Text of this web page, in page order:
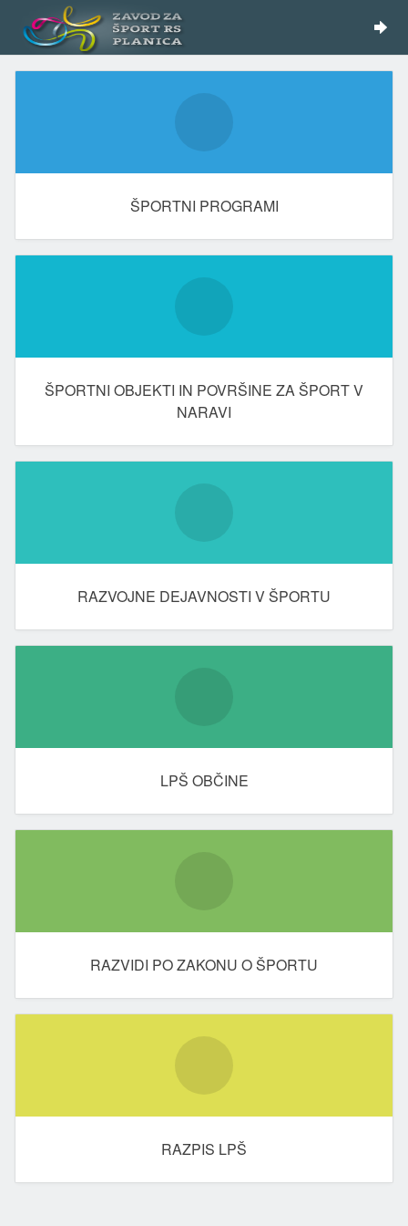
ŠPORTNI PROGRAMI
ŠPORTNI OBJEKTI IN POVRŠINE ZA ŠPORT V
NARAVI
RAZVOJNE DEJAVNOSTI V ŠPORTU
LPŠ OBČINE
RAZVIDI PO ZAKONU O ŠPORTU
RAZPIS LPŠ